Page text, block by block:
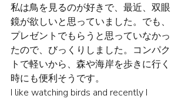
私は鳥を見るのが好きで、最近、双眼
鏡が欲しいと思っていました。でも、
プレゼントでもらうと思っていなかっ
たので、びっくりしました。コンパク
トで軽いから、森や海岸を歩きに行く
時にも便利そうです。
I like watching birds and recently I